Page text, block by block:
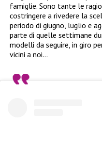
famiglie. Sono tante le
costringere a rivedere la
periodo di giugno, luglio e
parte di quelle settimane
modelli da seguire, in giro
vicini a noi…